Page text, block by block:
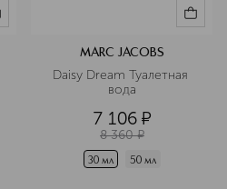
MARC JACOBS
Daisy Dream Туалетная
вода
7 106 ¤
8 360 ¤
30 мл 50 мл